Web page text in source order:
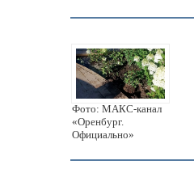
Фото: МАКС-канал
«Оренбург.
Официально»